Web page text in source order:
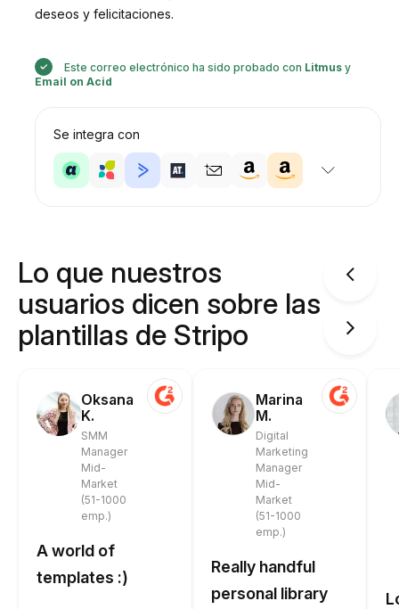
deseos y felicitaciones.
Este correo electrónico ha sido probado con Litmus y
Email on Acid
Se integra con
Lo que nuestros
usuarios dicen sobre las
plantillas de Stripo
Oksana
K.
SMM
Manager
Mid-
Market
(51-1000
emp.)
A world of
templates :)
Marina
M.
Digital
Marketing
Manager
Mid-
Market
(51-1000
emp.)
Really handful
personal library